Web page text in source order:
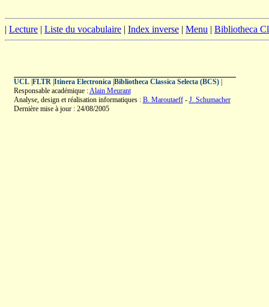
| Lecture | Liste du vocabulaire | Index inverse | Menu | Bibliotheca
UCL| FLTR| Itinera Electronica| Bibliotheca Classica Selecta (BCS)|
Responsable académique :Alain Meurant
Analyse, design et réalisation informatiques : B. Maroutaeff- J. Schumacher
Dernière mise à jour : 24/08/2005